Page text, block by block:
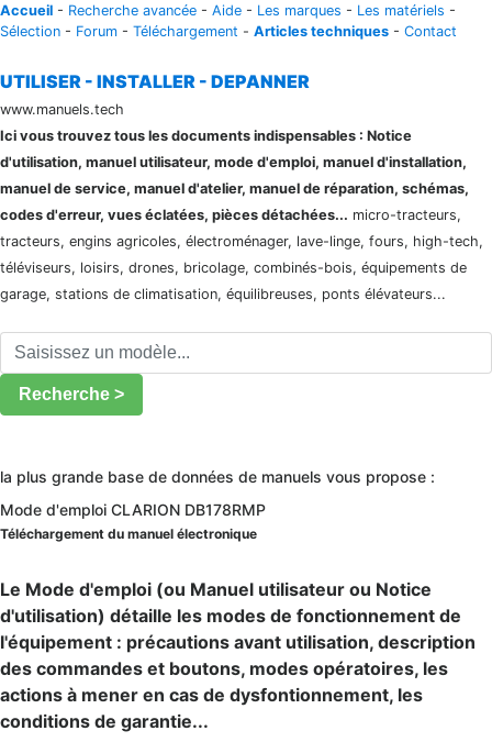
Accueil - Recherche avancée - Aide - Les marques - Les matériels -
Sélection - Forum - Téléchargement - Articles techniques - Contact
UTILISER - INSTALLER - DEPANNER
www.manuels.tech
Ici vous trouvez tous les documents indispensables : Notice
d'utilisation, manuel utilisateur, mode d'emploi, manuel d'installation,
manuel de service, manuel d'atelier, manuel de réparation, schémas,
codes d'erreur, vues éclatées, pièces détachées... micro-tracteurs,
tracteurs, engins agricoles, électroménager, lave-linge, fours, high-tech,
téléviseurs, loisirs, drones, bricolage, combinés-bois, équipements de
garage, stations de climatisation, équilibreuses, ponts élévateurs...
Recherche >
la plus grande base de données de manuels vous propose :
Mode d'emploi CLARION DB178RMP
Téléchargement du manuel électronique
Le Mode d'emploi (ou Manuel utilisateur ou Notice
d'utilisation) détaille les modes de fonctionnement de
l'équipement : précautions avant utilisation, description
des commandes et boutons, modes opératoires, les
actions à mener en cas de dysfontionnement, les
conditions de garantie...